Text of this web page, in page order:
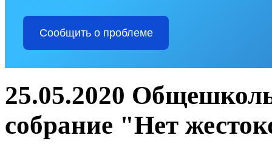
Сообщить о проблеме
25.05.2020
собрание "Нет